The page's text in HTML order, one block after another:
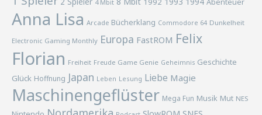
4 Mbit
Anna Lisa Arcade Bücherklang Commodore 64 Dunkelheit
Electronic Gaming Monthly Europa FastROM Felix
Florian Freiheit Freude Game Genie Geheimnis Geschichte
Glück Hoffnung Japan Leben Lesung Liebe Magie
Maschinengeflüster Mega Fun Musik Mut NES